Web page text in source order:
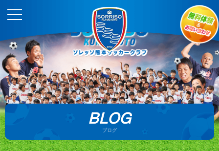
BLOG
ブログ